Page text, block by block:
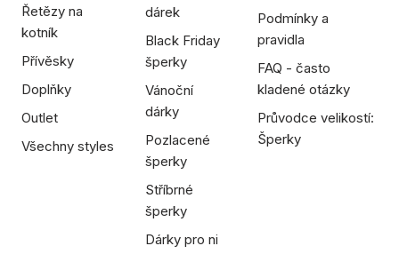
Řetězy na
kotník
Přívěsky
Doplňky
Outlet
Všechny styles
dárek
Black Friday
šperky
Vánoční
dárky
Pozlacené
šperky
Stříbrné
šperky
Dárky pro ni
Podmínky a
pravidla
FAQ - často
kladené otázky
Průvodce velikostí:
Šperky